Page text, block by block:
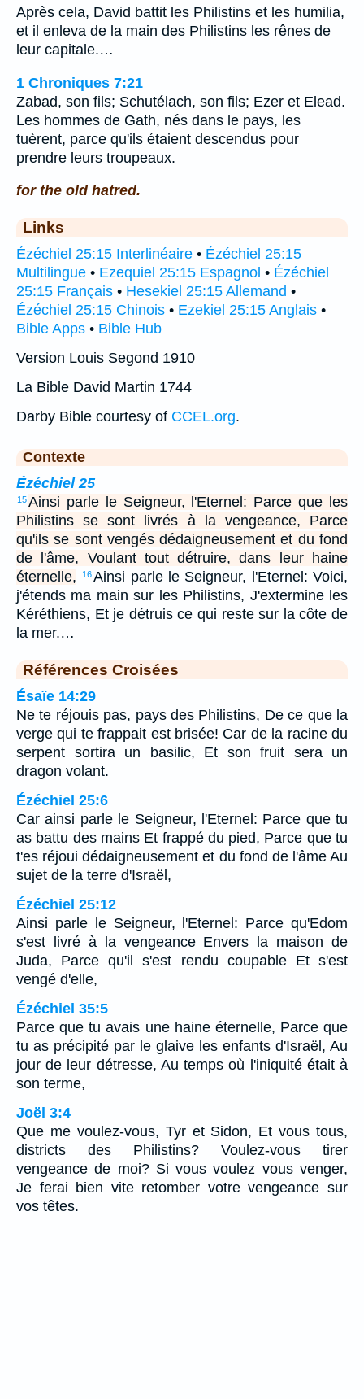
Après cela, David battit les Philistins et les humilia,
et il enleva de la main des Philistins les rênes de
leur capitale.…
1 Chroniques 7:21
Zabad, son fils; Schutélach, son fils; Ezer et Elead.
Les hommes de Gath, nés dans le pays, les
tuèrent, parce qu'ils étaient descendus pour
prendre leurs troupeaux.
for the old hatred.
Links
Ézéchiel 25:15 Interlinéaire • Ézéchiel 25:15
Multilingue • Ezequiel 25:15 Espagnol • Ézéchiel
25:15 Français • Hesekiel 25:15 Allemand •
Ézéchiel 25:15 Chinois • Ezekiel 25:15 Anglais •
Bible Apps • Bible Hub
Version Louis Segond 1910
La Bible David Martin 1744
Darby Bible courtesy of CCEL.org.
Contexte
Ézéchiel 25
15Ainsi parle le Seigneur, l'Eternel: Parce que les
Philistins se sont livrés à la vengeance, Parce
qu'ils se sont vengés dédaigneusement et du fond
de l'âme, Voulant tout détruire, dans leur haine
éternelle,
16Ainsi parle le Seigneur, l'Eternel: Voici,
j'étends ma main sur les Philistins, J'extermine les
Kéréthiens, Et je détruis ce qui reste sur la côte de
la mer.…
Références Croisées
Ésaïe 14:29
Ne te réjouis pas, pays des Philistins, De ce que la
verge qui te frappait est brisée! Car de la racine du
serpent sortira un basilic, Et son fruit sera un
dragon volant.
Ézéchiel 25:6
Car ainsi parle le Seigneur, l'Eternel: Parce que tu
as battu des mains Et frappé du pied, Parce que tu
t'es réjoui dédaigneusement et du fond de l'âme Au
sujet de la terre d'Israël,
Ézéchiel 25:12
Ainsi parle le Seigneur, l'Eternel: Parce qu'Edom
s'est livré à la vengeance Envers la maison de
Juda, Parce qu'il s'est rendu coupable Et s'est
vengé d'elle,
Ézéchiel 35:5
Parce que tu avais une haine éternelle, Parce que
tu as précipité par le glaive les enfants d'Israël, Au
jour de leur détresse, Au temps où l'iniquité était à
son terme,
Joël 3:4
Que me voulez-vous, Tyr et Sidon, Et vous tous,
districts des Philistins? Voulez-vous tirer
vengeance de moi? Si vous voulez vous venger,
Je ferai bien vite retomber votre vengeance sur
vos têtes.